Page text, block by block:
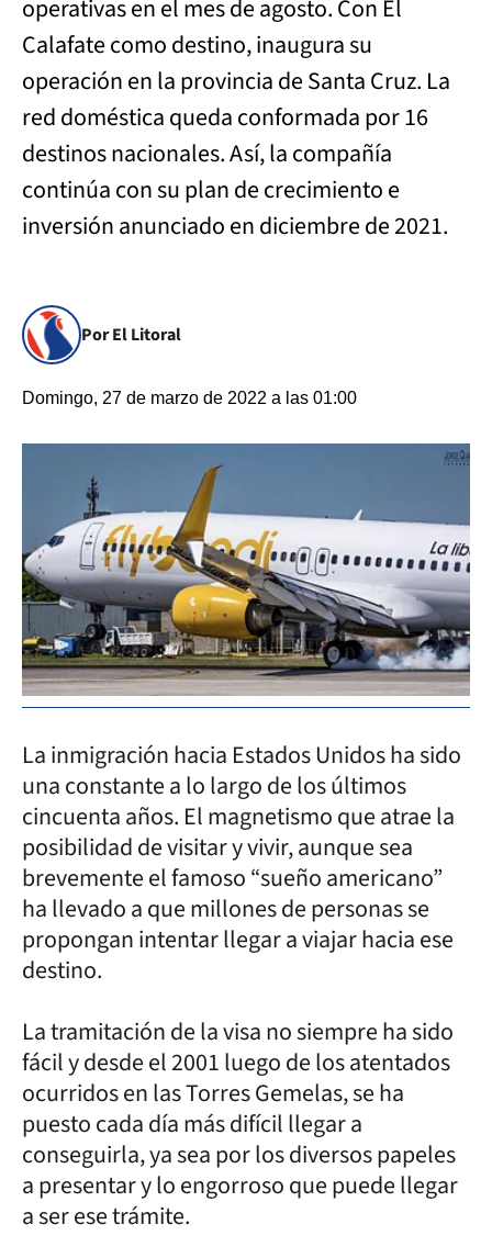
operativas en el mes de agosto. Con El
Calafate como destino, inaugura su
operación en la provincia de Santa Cruz. La
red doméstica queda conformada por 16
destinos nacionales. Así, la compañía
continúa con su plan de crecimiento e
inversión anunciado en diciembre de 2021.
Por El Litoral
Domingo, 27 de marzo de 2022 a las 01:00
La inmigración hacia Estados Unidos ha sido
una constante a lo largo de los últimos
cincuenta años. El magnetismo que atrae la
posibilidad de visitar y vivir, aunque sea
brevemente el famoso “sueño americano”
ha llevado a que millones de personas se
propongan intentar llegar a viajar hacia ese
destino.
La tramitación de la visa no siempre ha sido
fácil y desde el 2001 luego de los atentados
ocurridos en las Torres Gemelas, se ha
puesto cada día más difícil llegar a
conseguirla, ya sea por los diversos papeles
a presentar y lo engorroso que puede llegar
a ser ese trámite.